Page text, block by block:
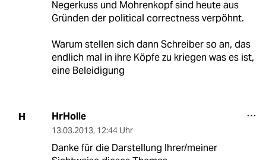
Negerkuss und Mohrenkopf sind heute aus
Gründen der political correctness verpöhnt.
Warum stellen sich dann Schreiber so an, das
endlich mal in ihre Köpfe zu kriegen was es ist,
eine Beleidigung
H HrHolle
13.03.2013, 12:44 Uhr
Danke für die Darstellung Ihrer/meiner